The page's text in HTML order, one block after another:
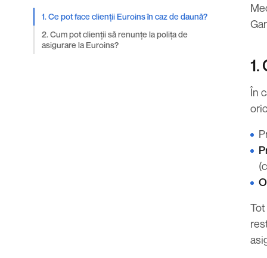
1. Ce pot face clienții Euroins în caz de daună?
2. Cum pot clienții să renunțe la polița de
asigurare la Euroins?
1.
În